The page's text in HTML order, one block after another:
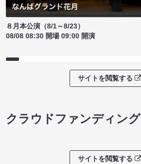
８月本公演（8/1～8/23）
08/08 08:30 開場 09:00 開演
サイトを閲覧する
クラウドファンディング
サイトを閲覧する